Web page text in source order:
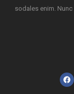
sodales enim.